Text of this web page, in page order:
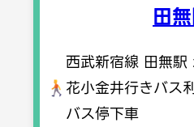
田
西武新宿線 田無
花小金井行きバス
バス停下車